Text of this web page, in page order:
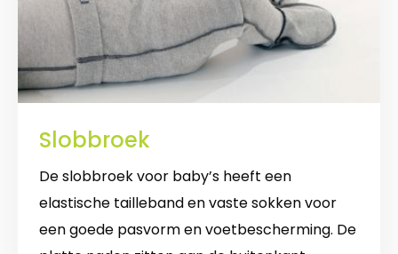
Slobbroek
De slobbroek voor baby’s heeft een
elastische tailleband en vaste sokken voor
een goede pasvorm en voetbescherming. De